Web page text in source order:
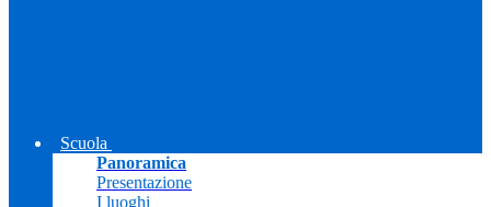
Scuola
Panoramica
Presentazione
I luoghi